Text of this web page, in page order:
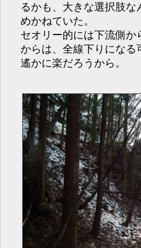
るかも、大きな選択肢
めかねていた。
セオリー的には下流側
からは、全線下りにな
遙かに楽だろうから。